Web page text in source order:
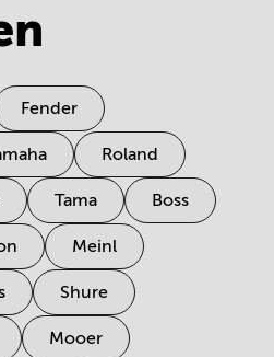
Fender
Roland
Tama Boss
Meinl
Shure
Mooer